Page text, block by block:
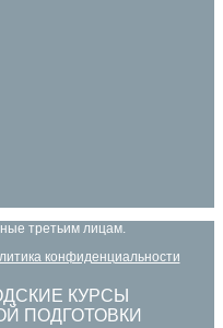
третьим лицам.
конфиденциальности
КУРСЫ
ПОДГОТОВКИ